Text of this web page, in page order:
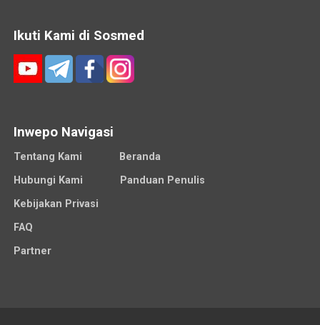
Ikuti Kami di Sosmed
Inwepo Navigasi
Tentang Kami
Beranda
Hubungi Kami
Panduan Penulis
Kebijakan Privasi
FAQ
Partner